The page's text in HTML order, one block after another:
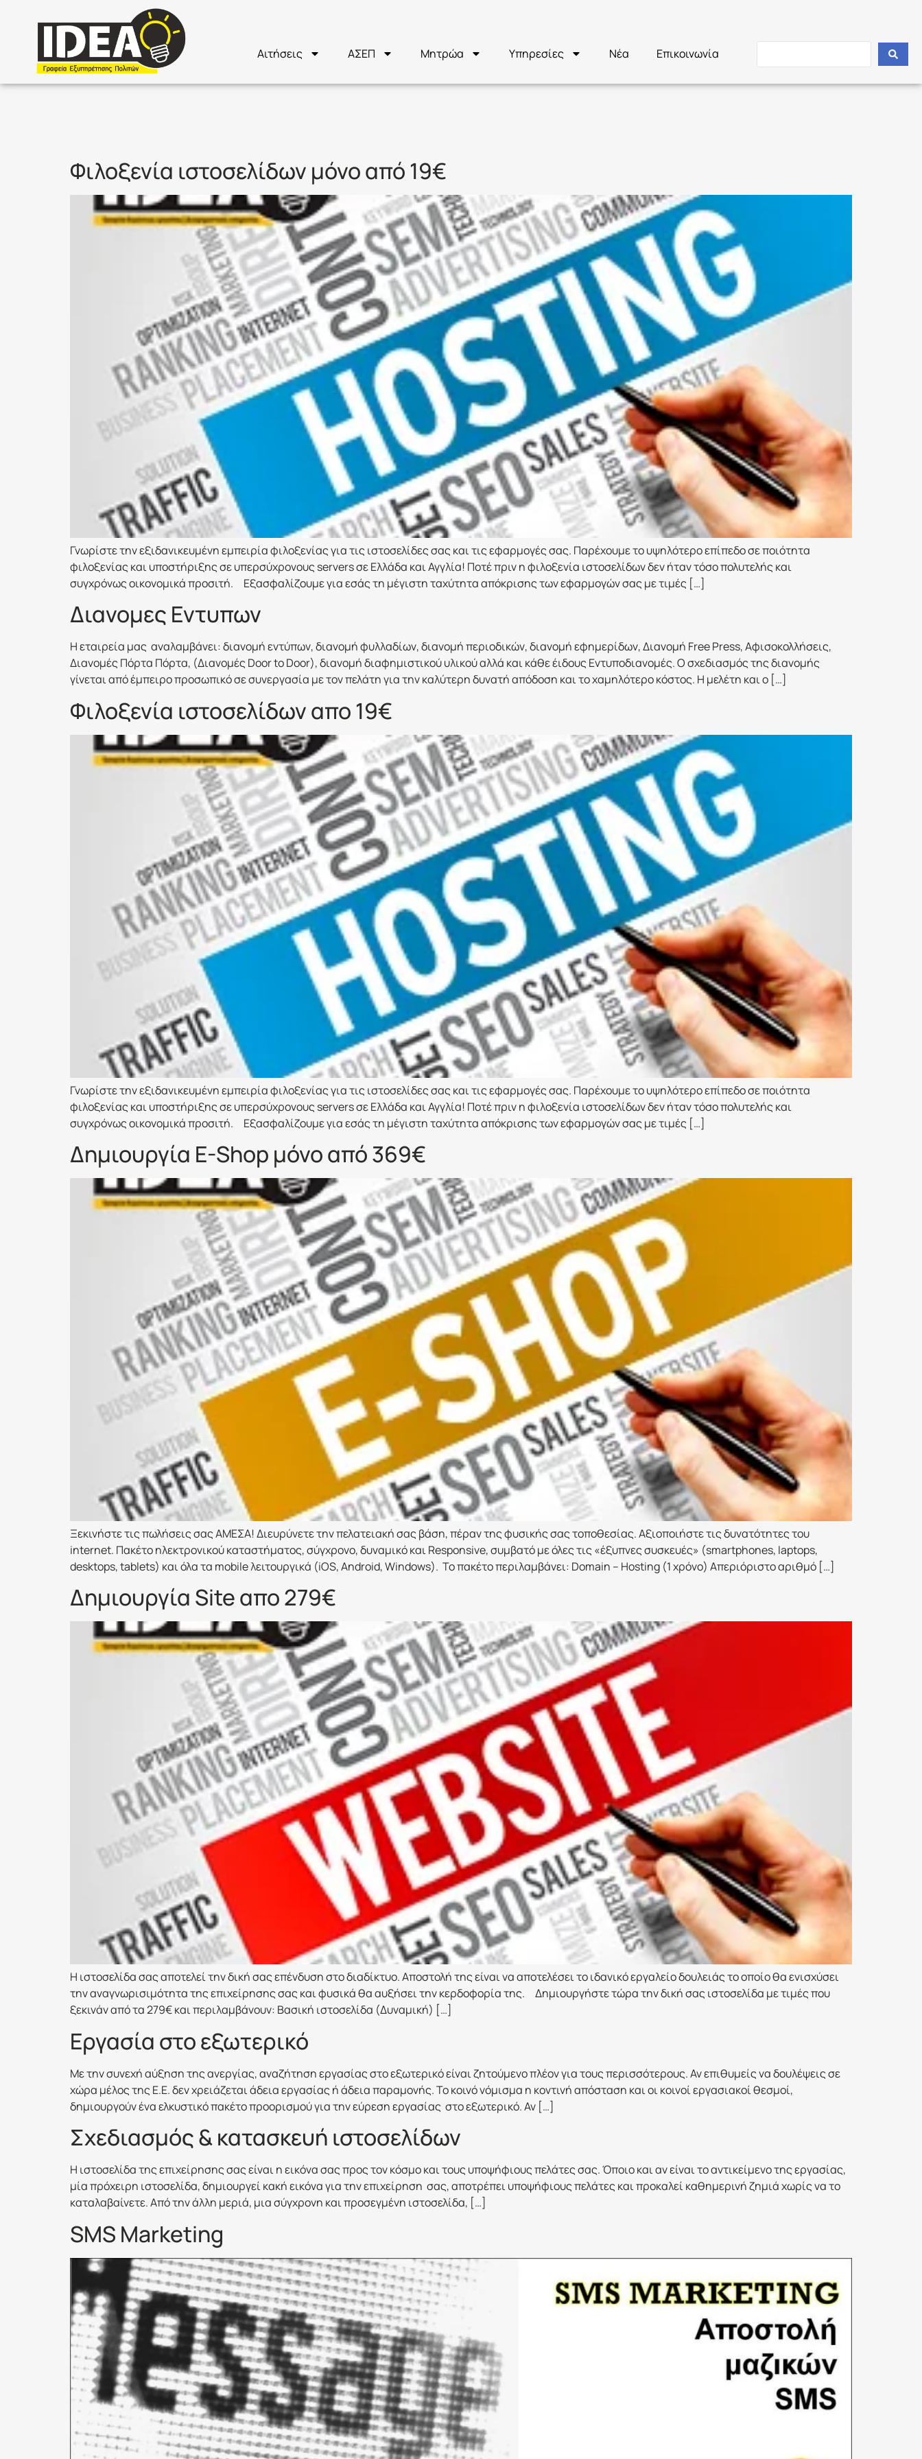
Αιτήσεις ΑΣΕΠ Μητρώα Υπηρεσίες Νέα Επικοινωνία
Φιλοξενία ιστοσελίδων μόνο από 19€
Γνωρίστε την εξιδανικευμένη εμπειρία φιλοξενίας για τις ιστοσελίδες σας και τις εφαρμογές σας. Παρέχουμε το υψηλότερο επίπεδο σε ποιότητα
φιλοξενίας και υποστήριξης σε υπερσύχρονους servers σε Ελλάδα και Αγγλία! Ποτέ πριν η φιλοξενία ιστοσελίδων δεν ήταν τόσο πολυτελής και
συγχρόνως οικονομικά προσιτή. Εξασφαλίζουμε για εσάς τη μέγιστη ταχύτητα απόκρισης των εφαρμογών σας με τιμές […]
Διανομες Εντυπων
Η εταιρεία μας αναλαμβάνει: διανομή εντύπων, διανομή φυλλαδίων, διανομή περιοδικών, διανομή εφημερίδων, Διανομή Free Press, Αφισοκολλήσεις,
Διανομές Πόρτα Πόρτα, (Διανομές Door to Door), διανομή διαφημιστικού υλικού αλλά και κάθε έιδους Εντυποδιανομές. Ο σχεδιασμός της διανομής
γίνεται από έμπειρο προσωπικό σε συνεργασία με τον πελάτη για την καλύτερη δυνατή απόδοση και το χαμηλότερο κόστος. Η μελέτη και ο […]
Φιλοξενία ιστοσελίδων απο 19€
Γνωρίστε την εξιδανικευμένη εμπειρία φιλοξενίας για τις ιστοσελίδες σας και τις εφαρμογές σας. Παρέχουμε το υψηλότερο επίπεδο σε ποιότητα
φιλοξενίας και υποστήριξης σε υπερσύχρονους servers σε Ελλάδα και Αγγλία! Ποτέ πριν η φιλοξενία ιστοσελίδων δεν ήταν τόσο πολυτελής και
συγχρόνως οικονομικά προσιτή. Εξασφαλίζουμε για εσάς τη μέγιστη ταχύτητα απόκρισης των εφαρμογών σας με τιμές […]
Δημιουργία E-Shop μόνο από 369€
Ξεκινήστε τις πωλήσεις σας ΑΜΕΣΑ! Διευρύνετε την πελατειακή σας βάση, πέραν της φυσικής σας τοποθεσίας. Αξιοποιήστε τις δυνατότητες του
internet. Πακέτο ηλεκτρονικού καταστήματος, σύγχρονο, δυναμικό και Responsive, συμβατό με όλες τις «έξυπνες συσκευές» (smartphones, laptops,
desktops, tablets) και όλα τα mobile λειτουργικά (iOS, Android, Windows). Το πακέτο περιλαμβάνει: Domain – Hosting (1 χρόνο) Απεριόριστο αριθμό […]
Δημιουργία Site απο 279€
Η ιστοσελίδα σας αποτελεί την δική σας επένδυση στο διαδίκτυο. Αποστολή της είναι να αποτελέσει το ιδανικό εργαλείο δουλειάς το οποίο θα ενισχύσει
την αναγνωρισιμότητα της επιχείρησης σας και φυσικά θα αυξήσει την κερδοφορία της. Δημιουργήστε τώρα την δική σας ιστοσελίδα με τιμές που
ξεκινάν από τα 279€ και περιλαμβάνουν: Βασική ιστοσελίδα (Δυναμική) […]
Εργασία στο εξωτερικό
Με την συνεχή αύξηση της ανεργίας, αναζήτηση εργασίας στο εξωτερικό είναι ζητούμενο πλέον για τους περισσότερους. Αν επιθυμείς να δουλέψεις σε
χώρα μέλος της Ε.Ε. δεν χρειάζεται άδεια εργασίας ή άδεια παραμονής. Το κοινό νόμισμα η κοντινή απόσταση και οι κοινοί εργασιακοί θεσμοί,
δημιουργούν ένα ελκυστικό πακέτο προορισμού για την εύρεση εργασίας στο εξωτερικό. Αν […]
Σχεδιασμός & κατασκευή ιστοσελίδων
Η ιστοσελίδα της επιχείρησης σας είναι η εικόνα σας προς τον κόσμο και τους υποψήφιους πελάτες σας. Όποιο και αν είναι το αντικείμενο της εργασίας,
μία πρόχειρη ιστοσελίδα, δημιουργεί κακή εικόνα για την επιχείρηση σας, αποτρέπει υποψήφιους πελάτες και προκαλεί καθημερινή ζημιά χωρίς να το
καταλαβαίνετε. Από την άλλη μεριά, μια σύγχρονη και προσεγμένη ιστοσελίδα, […]
SMS Marketing